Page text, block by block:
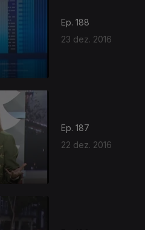
Ep. 188
23 dez. 2016
Ep. 187
22 dez. 2016